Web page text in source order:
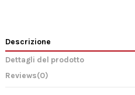
Descrizione
Dettagli del prodotto
Reviews(0)